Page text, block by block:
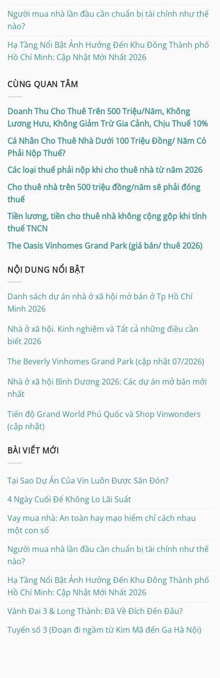
Người mua nhà lần đầu cần chuẩn bị tài chính như thế
nào?
Hạ Tầng Nổi Bật Ảnh Hưởng Đến Khu Đông Thành phố
Hồ Chí Minh: Cập Nhật Mới Nhất 2026
CÙNG QUAN TÂM
Doanh Thu Cho Thuê Trên 500 Triệu/Năm, Không
Lương Hưu, Không Giảm Trừ Gia Cảnh, Chịu Thuế 10%
Cá Nhân Cho Thuê Nhà Dưới 100 Triệu Đồng/ Năm Có
Phải Nộp Thuế?
Các loại thuế phải nộp khi cho thuê nhà từ năm 2026
Cho thuê nhà trên 500 triệu đồng/năm sẽ phải đóng
thuế
Tiền lương, tiền cho thuê nhà không cộng gộp khi tính
thuế TNCN
The Oasis Vinhomes Grand Park (giá bán/ thuê 2026)
NỘI DUNG NỔI BẬT
Danh sách dự án nhà ở xã hội mở bán ở Tp Hồ Chí
Minh 2026
Nhà ở xã hội. Kinh nghiệm và Tất cả những điều cần
biết 2026
The Beverly Vinhomes Grand Park (cập nhật 07/2026)
Nhà ở xã hội Bình Dương 2026: Các dự án mở bán mới
nhất
Tiến độ Grand World Phú Quốc và Shop Vinwonders
(cập nhật)
BÀI VIẾT MỚI
Tại Sao Dự Án Của Vin Luôn Được Săn Đón?
4 Ngày Cuối Để Không Lo Lãi Suất
Vay mua nhà: An toàn hay mạo hiểm chỉ cách nhau
một con số
Người mua nhà lần đầu cần chuẩn bị tài chính như thế
nào?
Hạ Tầng Nổi Bật Ảnh Hưởng Đến Khu Đông Thành phố
Hồ Chí Minh: Cập Nhật Mới Nhất 2026
Vành Đai 3 & Long Thành: Đã Về Đích Đến Đâu?
Tuyến số 3 (Đoạn đi ngầm từ Kim Mã đến Ga Hà Nội)